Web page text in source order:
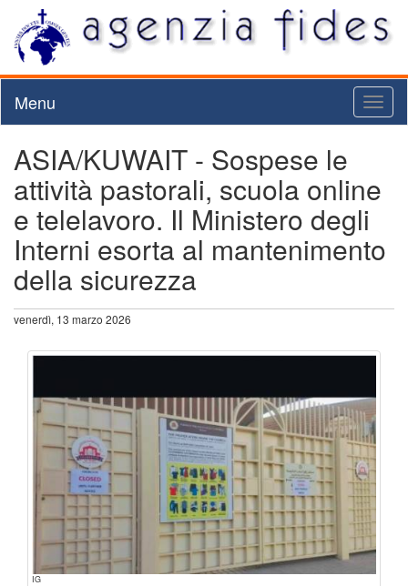
Menu
ASIA/KUWAIT - Sospese le
attività pastorali, scuola online
e telelavoro. Il Ministero degli
Interni esorta al mantenimento
della sicurezza
venerdì, 13 marzo 2026
IG